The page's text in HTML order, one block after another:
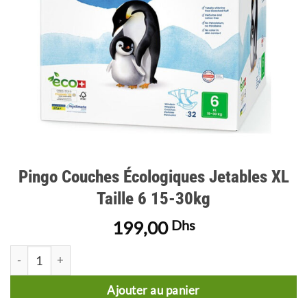
Pingo Couches Écologiques Jetables XL
Taille 6 15-30kg
199,00 Dhs
quantité de Pingo Couches Écologiques Jetables XL Taille 6
Ajouter au panier